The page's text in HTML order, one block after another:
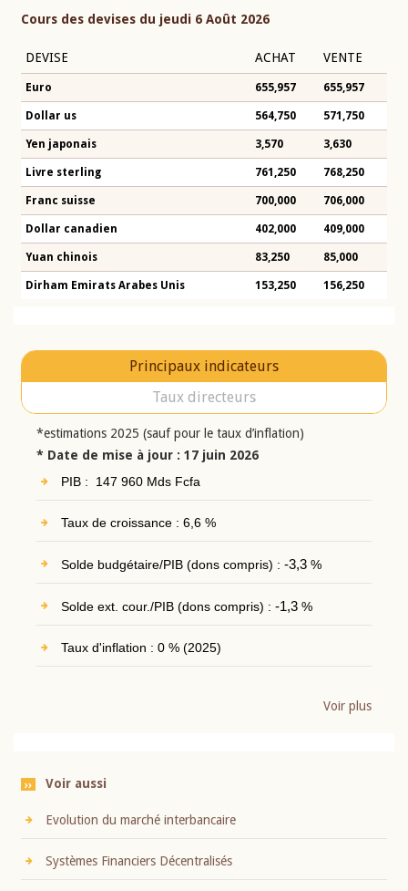
Cours des devises du jeudi 6 Août 2026
DEVISE ACHAT VENTE
Euro 655,957 655,957
Dollar us 564,750 571,750
Yen japonais 3,570 3,630
Livre sterling 761,250 768,250
Franc suisse 700,000 706,000
Dollar canadien 402,000 409,000
Yuan chinois 83,250 85,000
Dirham Emirats Arabes Unis 153,250 156,250
Principaux indicateurs
Taux directeurs
*estimations 2025 (sauf pour le taux d’inflation)
* Date de mise à jour : 17 juin 2026
PIB : 147 960 Mds Fcfa
Taux de croissance : 6,6 %
Solde budgétaire/PIB (dons compris) : -3,3%
Solde ext. cour./PIB (dons compris) : -1,3%
Taux d'inflation : 0 % (2025)
Voir plus
Voir aussi
Evolution du marché interbancaire
Systèmes Financiers Décentralisés